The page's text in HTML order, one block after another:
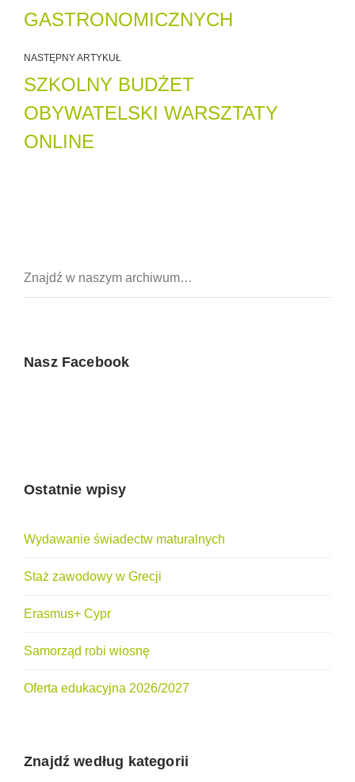
GASTRONOMICZNYCH
NASTĘPNY ARTYKUŁ
SZKOLNY BUDŻET
OBYWATELSKI WARSZTATY
ONLINE
Nasz Facebook
Ostatnie wpisy
Wydawanie świadectw maturalnych
Staż zawodowy w Grecji
Erasmus+ Cypr
Samorząd robi wiosnę
Oferta edukacyjna 2026/2027
Znajdź według kategorii